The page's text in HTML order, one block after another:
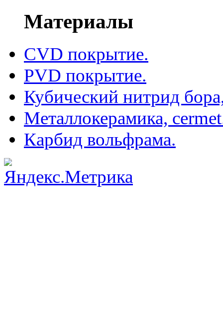
Материалы
CVD покрытие.
PVD покрытие.
Кубический нитрид
Металлокерамика,
Карбид вольфрама.